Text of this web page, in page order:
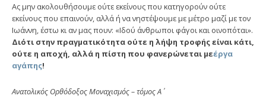
Ας μην ακολουθήσουμε ούτε εκείνους που κατηγορούν ούτε
εκείνους που επαινούν, αλλά ή να νηστέψουμε με μέτρο μαζί με τον
Ιωάννη, έστω κι αν μας πουν: «Ιδού άνθρωποι φάγοι και οινοπόται».
Διότι στην πραγματικότητα ούτε η λήψη τροφής είναι κάτι,
ούτε η αποχή, αλλά η πίστη που φανερώνεται μεέργα
αγάπης!
Ανατολικός Ορθόδοξος Μοναχισμός – τόμος Α΄